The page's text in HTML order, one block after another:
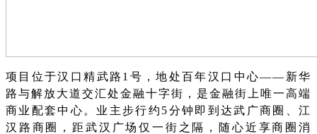
项目位于汉口精武路 1号，地处百年汉口中心——新华
路与解放大道交汇处金融十字街，是金融街上唯一高端
商业配套中心。业主步行约5分钟即到达武广商圈、江
汉路商圈，距武汉广场仅一街之隔，随心近享商圈消